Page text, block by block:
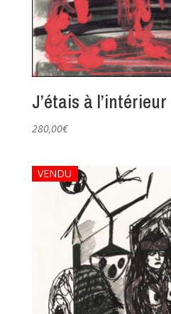
J’étais à l’intérieur
280,00€
VENDU